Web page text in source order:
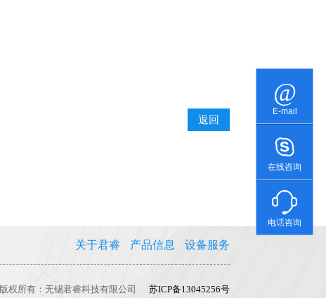
E-mail
在线咨询
电话咨询
返回
关于君睿 产品信息 设备服务
版权所有：无锡君睿科技有限公司 苏ICP备13045256号